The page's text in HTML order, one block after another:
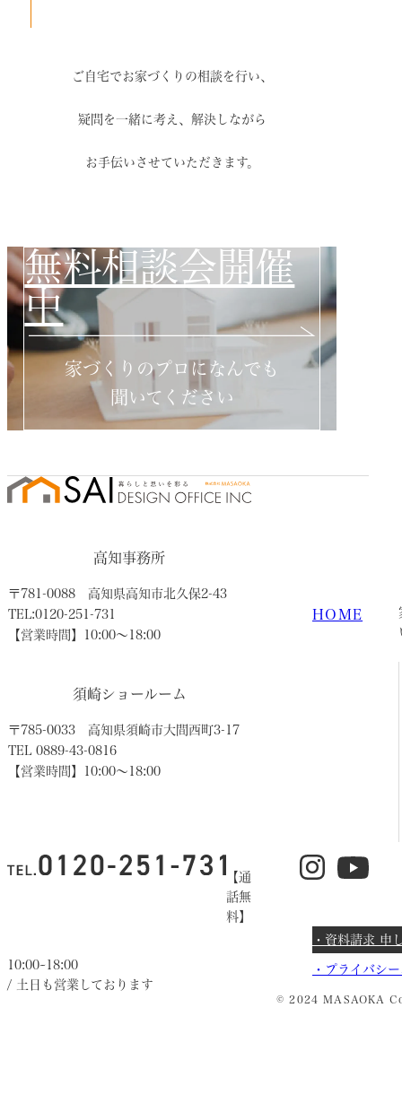
ご自宅でお家づくりの相談を行い、
疑問を一緒に考え、解決しながら
お手伝いさせていただきます。
無料相談会開催
中
家づくりのプロになんでも
聞いてください
高知事務所
〒781-0088 高知県高知市北久保2-43
TEL:0120-251-731
【営業時間】10:00〜18:00
須崎ショールーム
〒785-0033 高知県須崎市大間西町3-17
TEL 0889-43-0816
【営業時間】10:00〜18:00
【通
話無
料】
10:00~18:00
/ 土日も営業しております
HOME
・資料請求 申
・ プライバシ
© 2024 MASAOKA